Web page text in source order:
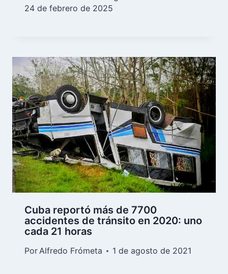
24 de febrero de 2025
Cuba reportó más de 7700
accidentes de tránsito en 2020: uno
cada 21 horas
PorAlfredo Frómeta 1 de agosto de 2021